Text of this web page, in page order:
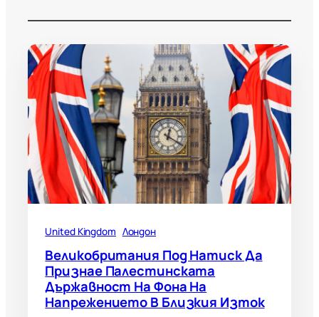
United Kingdom Лондон
Великобритания Под Натиск Да
Признае Палестинската
Държавност На Фона На
Напрежението В Близкия Изток